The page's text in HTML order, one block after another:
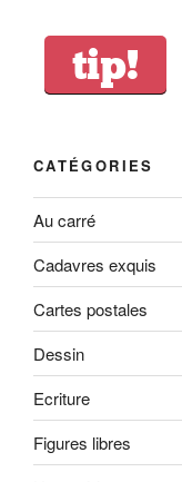
tip!
CATÉGORIES
Au carré
Cadavres exquis
Cartes postales
Dessin
Ecriture
Figures libres